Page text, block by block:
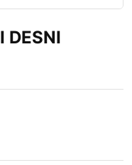
DESNI